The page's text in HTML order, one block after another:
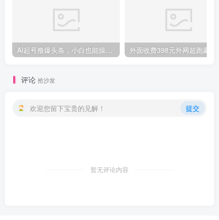
AI起号撸爆头条，小白也能操作，日入2000+
评论 抢沙发
欢迎您留下宝贵的见解！ 提交
暂无评论内容